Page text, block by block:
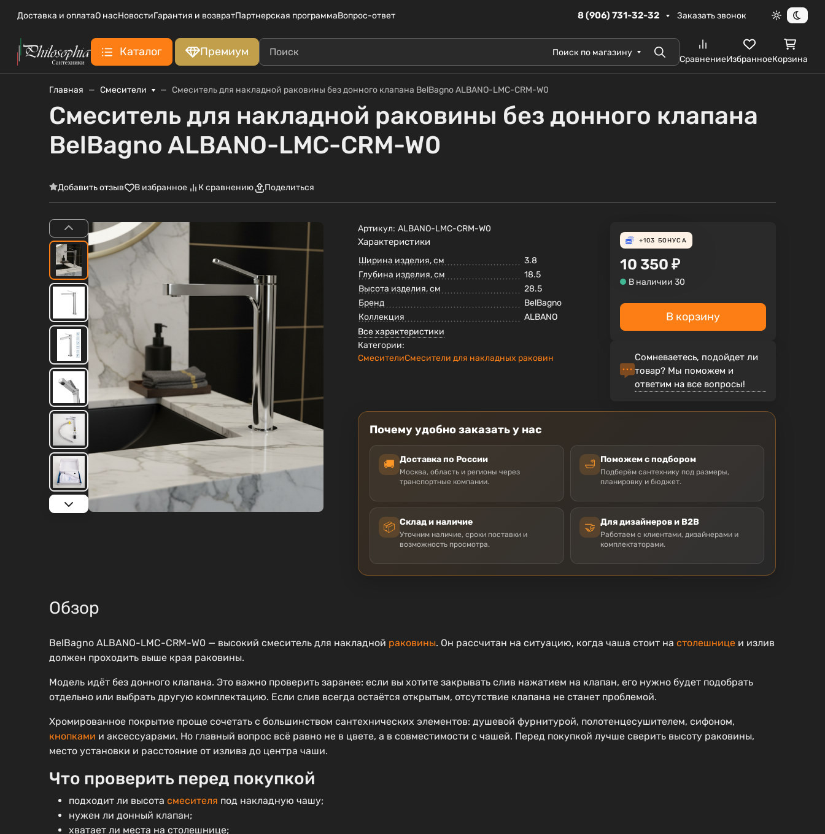
Доставка и оплатаО насНовостиГарантия и возвратПартнерская программаВопрос-ответ 8 (906) 731-32-32 Заказать звонок
Светлая
Каталог Премиум Поиск по магазину ПоискСравнениеИзбранноеКорзина
Главная Смесители Смеситель для накладной раковины без донного клапана BelBagno ALBANO-LMC-CRM-W0
Смеситель для накладной раковины без донного клапана
BelBagno ALBANO-LMC-CRM-W0
Добавить отзыв В избранное К сравнению Поделиться
Артикул: ALBANO-LMC-CRM-W0
Характеристики
Ширина изделия, см
3.8
Глубина изделия, см
18.5
Высота изделия, см
28.5
Бренд
BelBagno
Коллекция
ALBANO
Все характеристики
Категории:
СмесителиСмесители для накладных раковин
+103 БОНУСА
10 350 ₽
В наличии 30
В корзину
Сомневаетесь, подойдет ли
товар? Мы поможем и
ответим на все вопросы!
Почему удобно заказать у нас
🚚 Доставка по России
Москва, область и регионы через
транспортные компании.
🛁 Поможем с подбором
Подберём сантехнику под размеры,
планировку и бюджет.
📦 Склад и наличие
Уточним наличие, сроки поставки и
возможность просмотра.
🤝 Для дизайнеров и B2B
Работаем с клиентами, дизайнерами и
комплектаторами.
Обзор
BelBagno ALBANO-LMC-CRM-W0 — высокий смеситель для накладной раковины. Он рассчитан на ситуацию, когда чаша стоит на столешнице и излив
должен проходить выше края раковины.
Модель идёт без донного клапана. Это важно проверить заранее: если вы хотите закрывать слив нажатием на клапан, его нужно будет подобрать
отдельно или выбрать другую комплектацию. Если слив всегда остаётся открытым, отсутствие клапана не станет проблемой.
Хромированное покрытие проще сочетать с большинством сантехнических элементов: душевой фурнитурой, полотенцесушителем, сифоном,
кнопками и аксессуарами. Но главный вопрос всё равно не в цвете, а в совместимости с чашей. Перед покупкой лучше сверить высоту раковины,
место установки и расстояние от излива до центра чаши.
Что проверить перед покупкой
подходит ли высота смесителя под накладную чашу;
нужен ли донный клапан;
хватает ли места на столешнице;